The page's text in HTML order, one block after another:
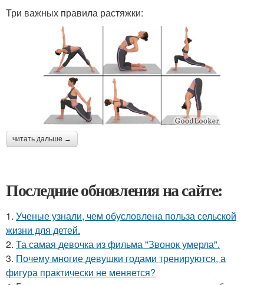
Три важных правила растяжки:
читать дальше →
Последние обновления на сайте:
1. Ученые узнали, чем обусловлена польза сельской
жизни для детей.
2. Та самая девочка из фильма "Звонок умерла".
3. Почему многие девушки годами тренируются, а
фигура практически не меняется?